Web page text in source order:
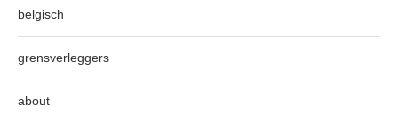
belgisch
grensverleggers
about